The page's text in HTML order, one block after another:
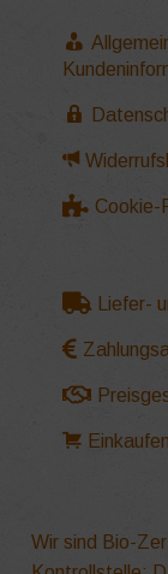
Cookie-
Liefer-
Wir sind Bio-